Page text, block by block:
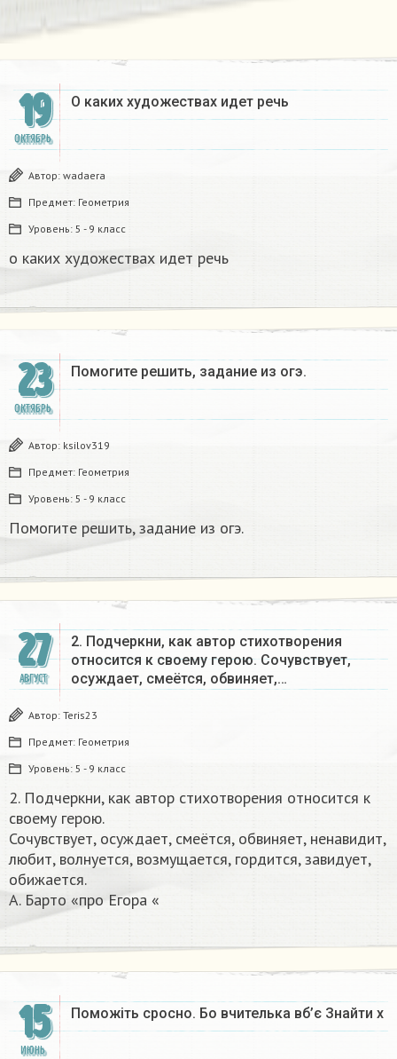
19
ОКТЯБРЬ
О каких художествах идет речь​
Автор: wadaera
Предмет: Геометрия
Уровень: 5 - 9 класс
о каких художествах идет речь​
23
ОКТЯБРЬ
Помогите решить, задание из огэ. ​
Автор: ksilov319
Предмет: Геометрия
Уровень: 5 - 9 класс
Помогите решить, задание из огэ. ​
27
АВГУСТ
2. Подчеркни, как автор стихотворения
относится к своему герою. Сочувствует,
осуждает, смеётся, обвиняет,…
Автор: Teris23
Предмет: Геометрия
Уровень: 5 - 9 класс
2. Подчеркни, как автор стихотворения относится к
своему герою.
Сочувствует, осуждает, смеётся, обвиняет, ненавидит,
любит, волнуется, возмущается, гордится, завидует,
обижается.
А. Барто «про Егора «​
15
ИЮНЬ
Поможіть сросно. Бо вчителька вб’є​ Знайти х